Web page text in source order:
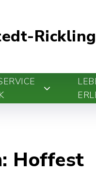
Rickling
Hoffest